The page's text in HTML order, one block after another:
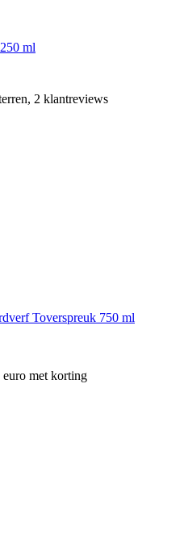
ml
2 klantreviews
Toverspreuk 750 ml
met korting